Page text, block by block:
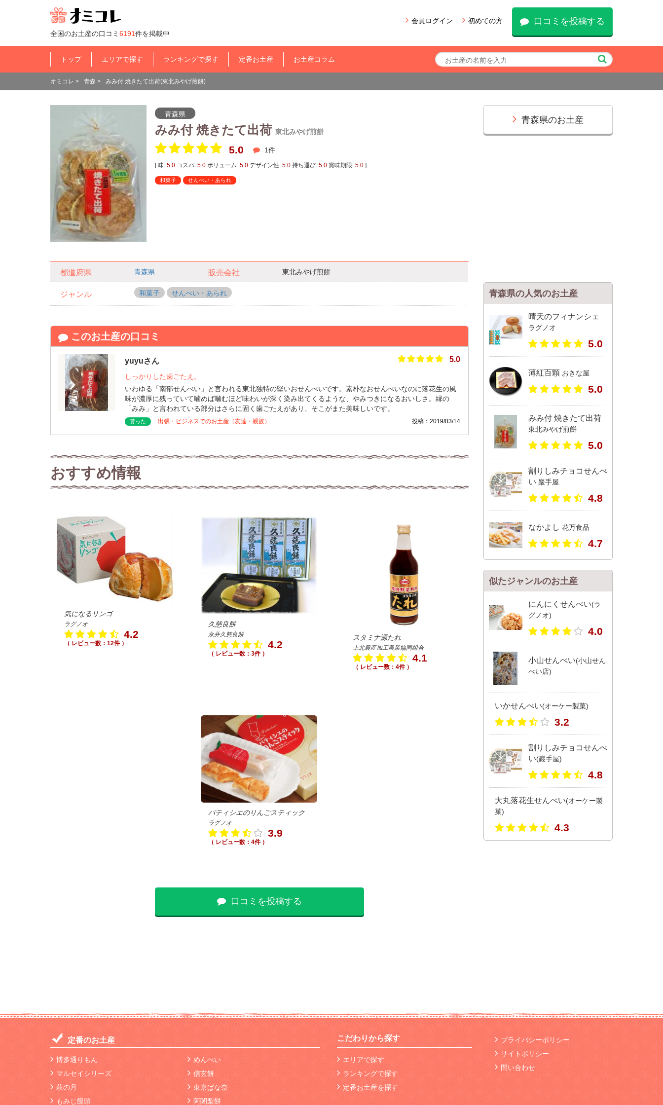
全国のお土産の口コミ 6191件を掲載中
会員ログイン 初めての方 口コミを投稿する
トップ エリアで探す ランキングで探す 定番お土産 お土産コラム
オミコレ > 青森 > みみ付 焼きたて出荷(東北みやげ煎餅)
青森県
みみ付 焼きたて出荷 東北みやげ煎餅
5.0 1件
[ 味: 5.0コスパ: 5.0ボリューム: 5.0デザイン性: 5.0持ち運び: 5.0賞味期限: 5.0]
和菓子 せんべい・あられ
都道府県 青森県 販売会社 東北みやげ煎餅
ジャンル 和菓子 せんべい・あられ
このお土産の口コミ
yuyuさん 5.0
しっかりした歯ごたえ。
いわゆる「南部せんべい」と言われる東北独特の堅いおせんべいです。素朴なおせんべいなのに落花生の風
味が濃厚に残っていて噛めば噛むほど味わいが深く染み出てくるような、やみつきになるおいしさ。縁の
「みみ」と言われている部分はさらに固く歯ごたえがあり、そこがまた美味しいです。
貰った 出張・ビジネスでのお土産（友達・親族） 投稿：2019/03/14
おすすめ情報
気になるリンゴ
ラグノオ
4.2
（ レビュー数：12件 ）
久慈良餅
永井久慈良餅
4.2
（ レビュー数：3件 ）
スタミナ源たれ
上北農産加工農業協同組合
4.1
（ レビュー数：4件 ）
パティシエのりんごスティック
ラグノオ
3.9
（ レビュー数：4件 ）
口コミを投稿する
青森県のお土産
青森県の人気のお土産
晴天のフィナンシェ
ラグノオ
5.0
薄紅百顆 おきな屋
5.0
みみ付 焼きたて出荷
東北みやげ煎餅
5.0
割りしみチョコせんべ
い 巖手屋
4.8
なかよし 花万食品
4.7
似たジャンルのお土産
にんにくせんべい(ラ
グノオ)
4.0
小山せんべい(小山せん
べい店)
いかせんべい(オーケー製菓)
3.2
割りしみチョコせんべ
い(巖手屋)
4.8
大丸落花生せんべい(オーケー製
菓)
4.3
定番のお土産
博多通りもん
マルセイシリーズ
萩の月
もみじ饅頭
めんべい
信玄餅
東京ばな奈
阿闍梨餅
こだわりから探す
エリアで探す
ランキングで探す
定番お土産を探す
プライバシーポリシー
サイトポリシー
問い合わせ